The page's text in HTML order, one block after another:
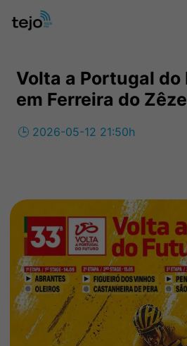
Volta a Portugal do
em Ferreira do
🕒 2026-05-12 21:50h